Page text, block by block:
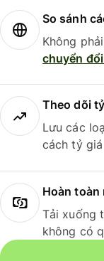
So sánh
Không
chuyển
Theo dõi
Lưu các
cách tỷ
Hoàn toàn
Tải xuống
không có